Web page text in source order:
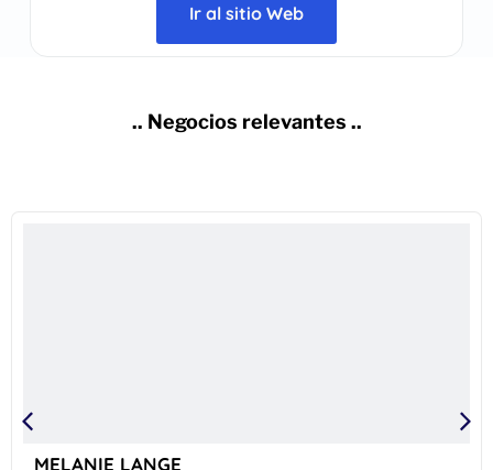
Ir al sitio Web
.. Negocios relevantes ..
MELANIE LANGE